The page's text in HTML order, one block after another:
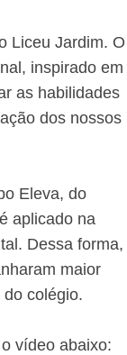
Liceu Jardim. O
inspirado em
as habilidades
dos nossos
Eleva, do
aplicado na
Dessa forma,
maior
colégio.
vídeo abaixo: